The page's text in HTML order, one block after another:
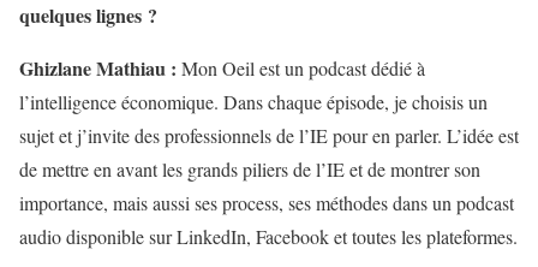
quelques lignes ?
Ghizlane Mathiau : Mon Oeil est un podcast dédié à
l’intelligence économique. Dans chaque épisode, je choisis un
sujet et j’invite des professionnels de l’IE pour en parler. L’idée est
de mettre en avant les grands piliers de l’IE et de montrer son
importance, mais aussi ses process, ses méthodes dans un podcast
audio disponible sur LinkedIn, Facebook et toutes les plateformes.